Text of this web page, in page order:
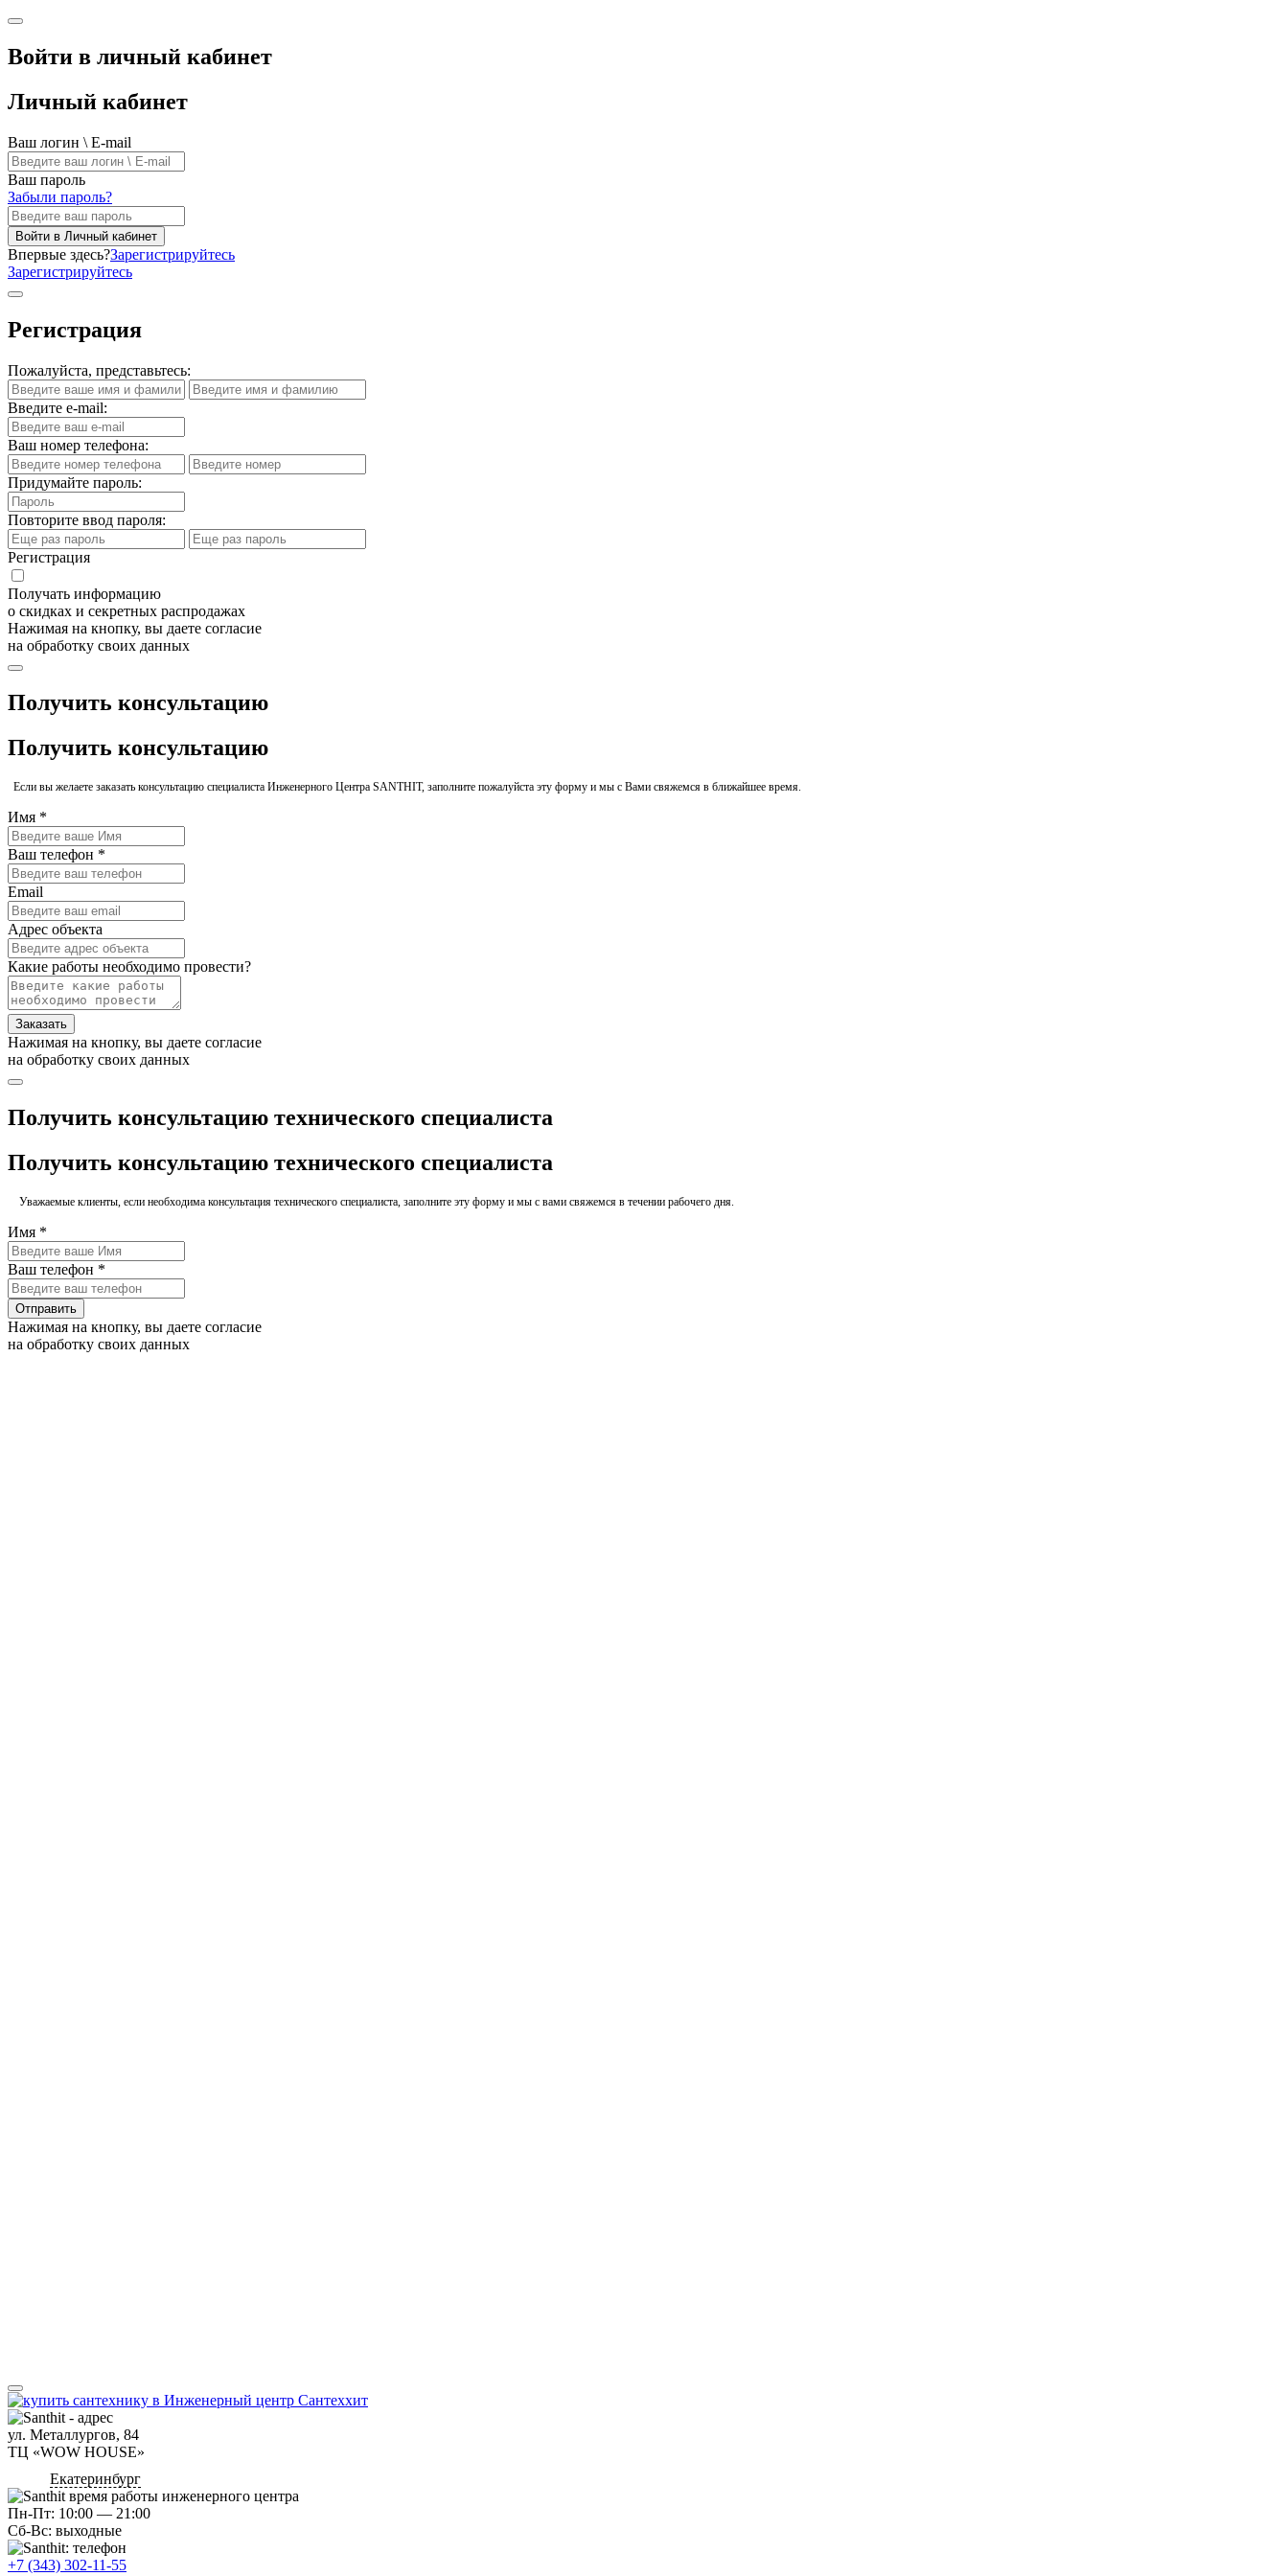
Войти в личный кабинет
Личный кабинет
Ваш логин \ E-mail
Ваш пароль
Забыли пароль?
Войти в Личный кабинет
Впервые здесь?Зарегистрируйтесь
Зарегистрируйтесь
Регистрация
Пожалуйста, представьтесь:
Введите e-mail:
Ваш номер телефона:
Придумайте пароль:
Повторите ввод пароля:
Регистрация
Получать информацию
о скидках и секретных распродажах
Нажимая на кнопку, вы даете согласие
на обработку своих данных
Получить консультацию
Получить консультацию
Если вы желаете заказать консультацию специалиста Инженерного Центра SANTHIT, заполните пожалуйста эту форму и мы с Вами свяжемся в ближайшее время.
Имя *
Ваш телефон *
Email
Адрес объекта
Какие работы необходимо провести?
Заказать
Нажимая на кнопку, вы даете согласие
на обработку своих данных
Получить консультацию технического специалиста
Получить консультацию технического специалиста
Уважаемые клиенты, если необходима консультация технического специалиста, заполните эту форму и мы с вами свяжемся в течении рабочего дня.
Имя *
Ваш телефон *
Отправить
Нажимая на кнопку, вы даете согласие
на обработку своих данных
ул. Металлургов, 84
ТЦ «WOW HOUSE»
Екатеринбург
Пн-Пт: 10:00 — 21:00
Сб-Вс: выходные
+7 (343) 302-11-55